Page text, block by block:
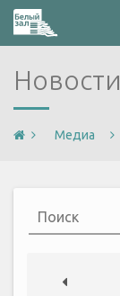
Новости
Медиа